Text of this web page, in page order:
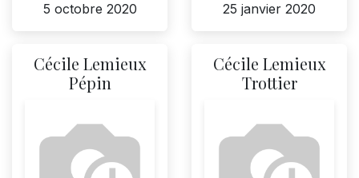
5 octobre 2020 25 janvier 2020
Cécile Lemieux
Pépin
Cécile Lemieux
Trottier